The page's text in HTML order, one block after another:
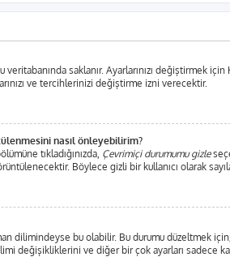
veritabanında saklanır. Ayarlarınızı değiştirmek
ve tercihlerinizi değiştirme izni verecektir.
nasıl önleyebilirim?
tıkladığınızda, Çevrimiçi durumumu gizle
Böylece gizli bir kullanıcı olarak
dilimindeyse bu olabilir. Bu durumu düzeltmek
değişikliklerini ve diğer bir çok ayarları sadece